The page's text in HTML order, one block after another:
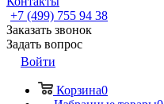
+7 (499) 755 94 38
Заказать звонок
Задать вопрос
Войти
Корзина0